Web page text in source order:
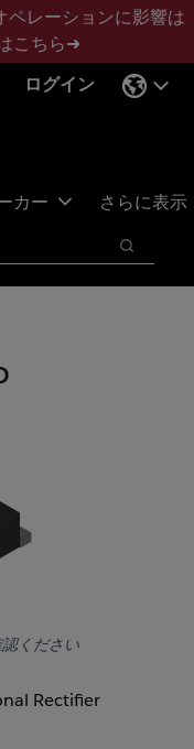
ペレーションに影響は
こちら➜
ログイン
カー さらに表示
検索
ください
Rectifier